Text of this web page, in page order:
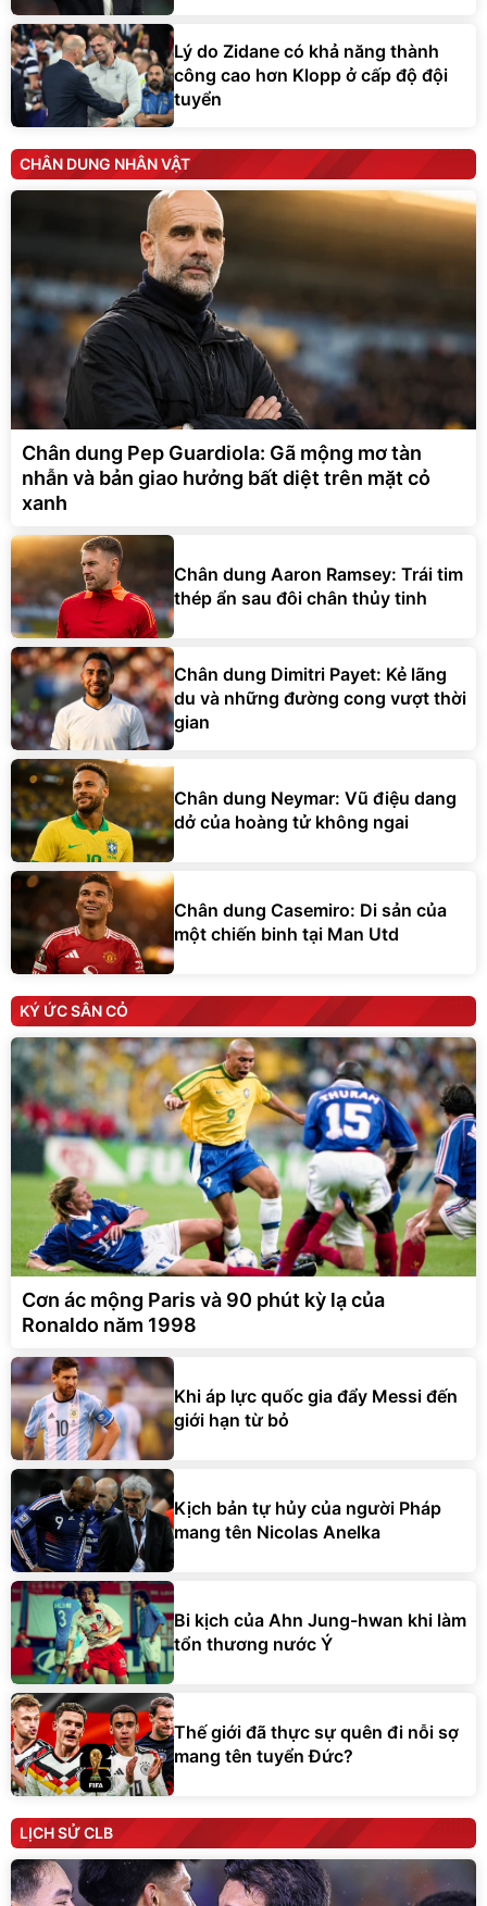
Lý do Zidane có khả năng thành
công cao hơn Klopp ở cấp độ đội
tuyển
CHÂN DUNG NHÂN VẬT
Chân dung Pep Guardiola: Gã mộng mơ tàn
nhẫn và bản giao hưởng bất diệt trên mặt cỏ
xanh
Chân dung Aaron Ramsey: Trái tim
thép ẩn sau đôi chân thủy tinh
Chân dung Dimitri Payet: Kẻ lãng
du và những đường cong vượt thời
gian
Chân dung Neymar: Vũ điệu dang
dở của hoàng tử không ngai
Chân dung Casemiro: Di sản của
một chiến binh tại Man Utd
KÝ ỨC SÂN CỎ
Cơn ác mộng Paris và 90 phút kỳ lạ của
Ronaldo năm 1998
Khi áp lực quốc gia đẩy Messi đến
giới hạn từ bỏ
Kịch bản tự hủy của người Pháp
mang tên Nicolas Anelka
Bi kịch của Ahn Jung-hwan khi làm
tổn thương nước Ý
Thế giới đã thực sự quên đi nỗi sợ
mang tên tuyển Đức?
LỊCH SỬ CLB